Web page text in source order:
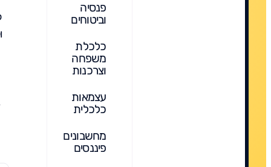
פנסיה
וביטוחים
כלכלת
משפחה
וצרכנות
עצמאות
כלכלית
מחשבונים
פיננסים